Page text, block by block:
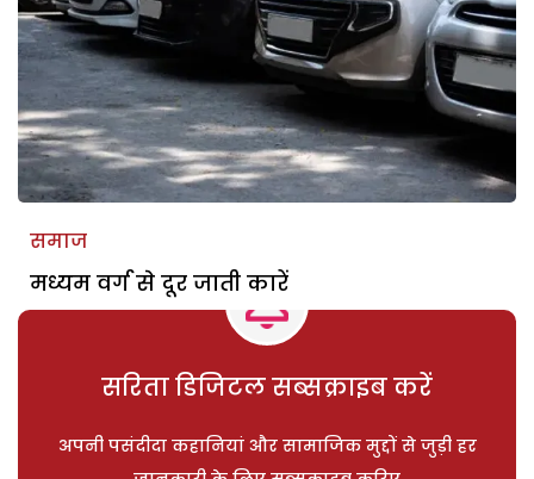
समाज
मध्यम वर्ग से दूर जाती कारें
सरिता डिजिटल सब्सक्राइब करें
अपनी पसंदीदा कहानियां और सामाजिक मुद्दों से जुड़ी हर